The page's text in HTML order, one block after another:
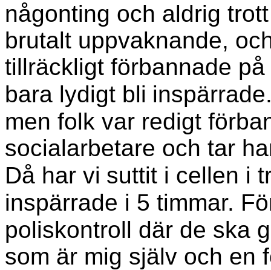
någonting och aldrig trott
brutalt uppvaknande,
tillräckligt förbannade
bara lydigt bli
men folk var redigt
socialarbetare och tar
Då har vi suttit i cellen i
inspärrade i 5 timmar.
poliskontroll där de ska
som är mig själv och en